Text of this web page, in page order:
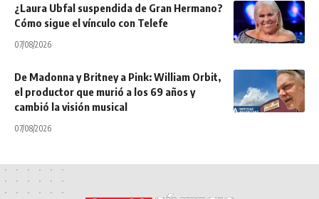
¿Laura Ubfal suspendida de Gran Hermano?
Cómo sigue el vínculo con Telefe
07/08/2026
De Madonna y Britney a Pink: William Orbit,
el productor que murió a los 69 años y
cambió la visión musical
07/08/2026